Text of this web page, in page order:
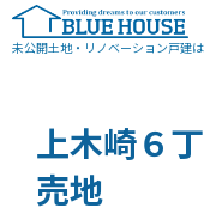
未公開土地・リノベーション戸建
上木崎６
売地